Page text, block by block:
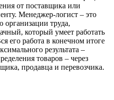
от поставщика или
Менеджер-логист – это
организации труда,
который умеет работать
его работа в конечном итоге
результата –
товаров – через
продавца и перевозчика.